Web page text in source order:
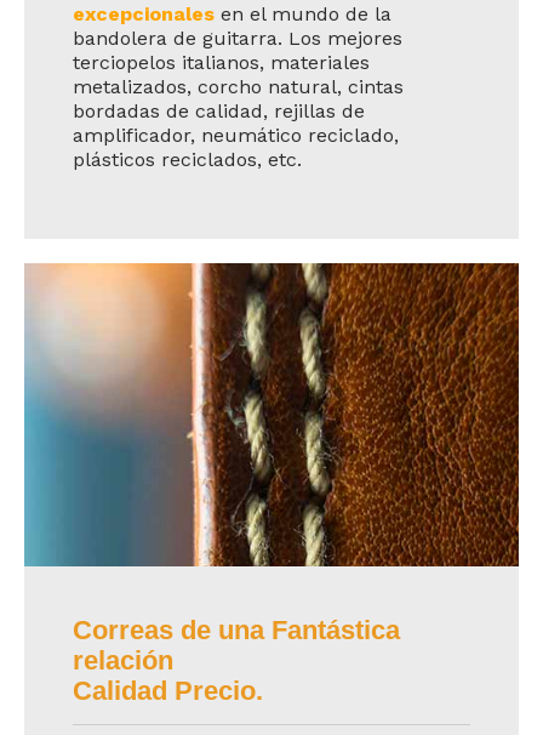
excepcionales en el mundo de la
bandolera de guitarra. Los mejores
terciopelos italianos, materiales
metalizados, corcho natural, cintas
bordadas de calidad, rejillas de
amplificador, neumático reciclado,
plásticos reciclados, etc.
Correas de una Fantástica
relación
Calidad Precio.